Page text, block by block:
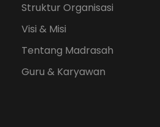
Struktur Organisasi
Visi & Misi
Tentang Madrasah
Guru & Karyawan